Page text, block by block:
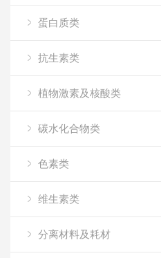
蛋白质类
抗生素类
植物激素及核酸类
碳水化合物类
色素类
维生素类
分离材料及耗材